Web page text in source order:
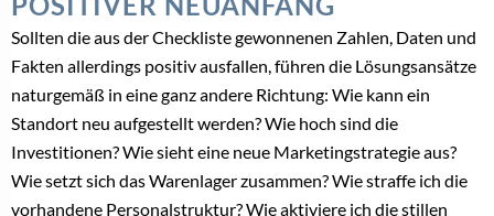
Sollten die aus der Checkliste gewonnenen Zahlen, Daten und
Fakten allerdings positiv ausfallen, führen die Lösungsansätze
naturgemäß in eine ganz andere Richtung: Wie kann ein
Standort neu aufgestellt werden? Wie hoch sind die
Investitionen? Wie sieht eine neue Marketingstrategie aus?
Wie setzt sich das Warenlager zusammen? Wie straffe ich die
vorhandene Personalstruktur? Wie aktiviere ich die stillen